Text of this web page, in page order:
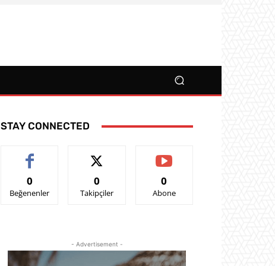
STAY CONNECTED
0
Beğenenler
0
Takipçiler
0
Abone
- Advertisement -